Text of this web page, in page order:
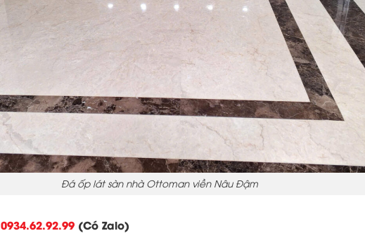
Đá ốp lát sàn nhà Ottoman viền Nâu Đậm
0934.62.92.99 (Có Zalo)